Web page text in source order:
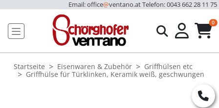
Email: office@ventano.atTelefon: 0043 662 28 11 75
0
Startseite Eisenwaren & Zubehör
Griffhülsen etc
Griffhülse für Türklinken, Keramik weiß, geschwungen